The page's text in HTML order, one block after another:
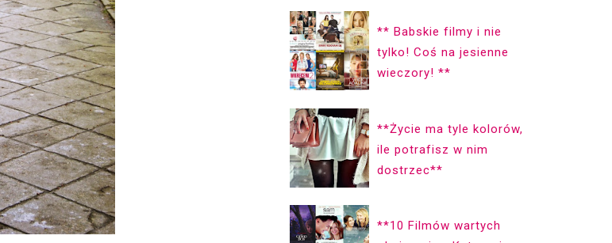
** Babskie filmy i nie
tylko! Coś na jesienne
wieczory! **
**Życie ma ty­le ko­lorów,
ile pot­ra­fisz w nim
dostrzec**
**10 Filmów wartych